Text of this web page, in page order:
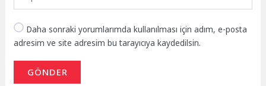
Daha sonraki yorumlarımda kullanılması için adım, e-posta
adresim ve site adresim bu tarayıcıya kaydedilsin.
GÖNDER